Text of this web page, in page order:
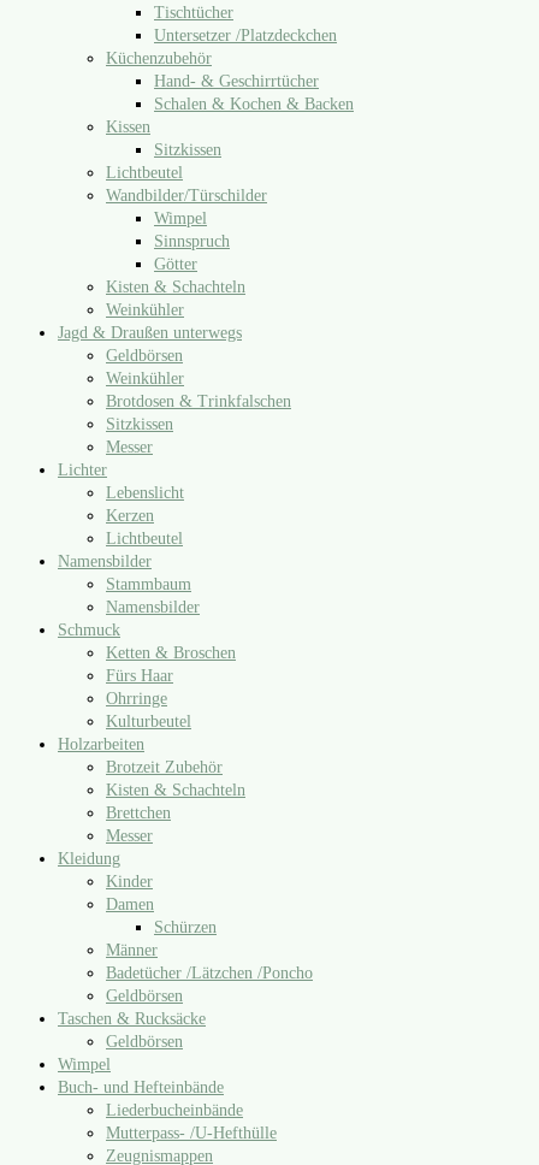
Tischtücher
Untersetzer /​Platzdeckchen
Küchenzubehör
Hand- & Geschirrtücher
Schalen & Kochen & Backen
Kissen
Sitzkissen
Lichtbeutel
Wandbilder/​Türschilder
Wimpel
Sinnspruch
Götter
Kisten & Schachteln
Weinkühler
Jagd & Draußen unterwegs
Geldbörsen
Weinkühler
Brotdosen & Trinkfalschen
Sitzkissen
Messer
Lichter
Lebenslicht
Kerzen
Lichtbeutel
Namensbilder
Stammbaum
Namensbilder
Schmuck
Ketten & Broschen
Fürs Haar
Ohrringe
Kulturbeutel
Holzarbeiten
Brotzeit Zubehör
Kisten & Schachteln
Brettchen
Messer
Kleidung
Kinder
Damen
Schürzen
Männer
Badetücher /​Lätzchen /​Poncho
Geldbörsen
Taschen & Rucksäcke
Geldbörsen
Wimpel
Buch- und Hefteinbände
Liederbucheinbände
Mutterpass- /​U‑Hefthülle
Zeugnismappen